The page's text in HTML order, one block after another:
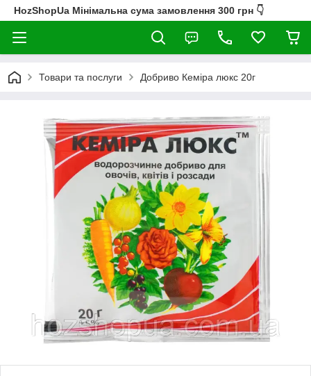
HozShopUa Мінімальна сума замовлення 300 грн 👇
Товари та послуги Добриво Кеміра люкс 20г